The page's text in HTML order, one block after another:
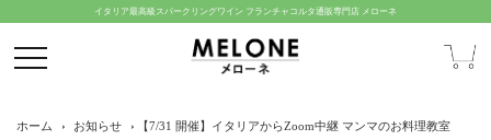
イタリア最高級スパークリングワイン フランチャコルタ通販専門店 メローネ
ホーム お知らせ 【7/31 開催】イタリアからZoom中継 マンマのお料理教室